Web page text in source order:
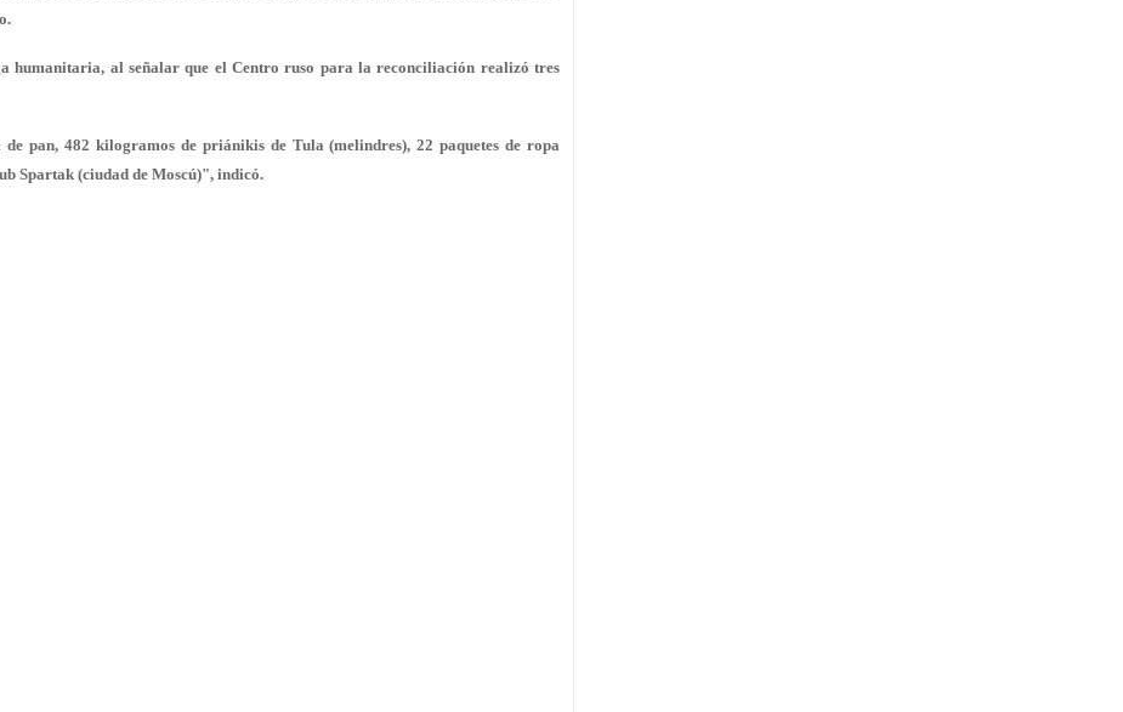
humanitaria, al señalar que el Centro ruso para la reconciliación realizó tres
de pan, 482 kilogramos de priánikis de Tula (melindres), 22 paquetes de ropa
Spartak (ciudad de Moscú)", indicó.